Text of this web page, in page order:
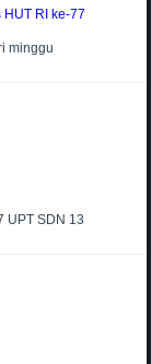
RI ke-77
minggu
UPT SDN 13